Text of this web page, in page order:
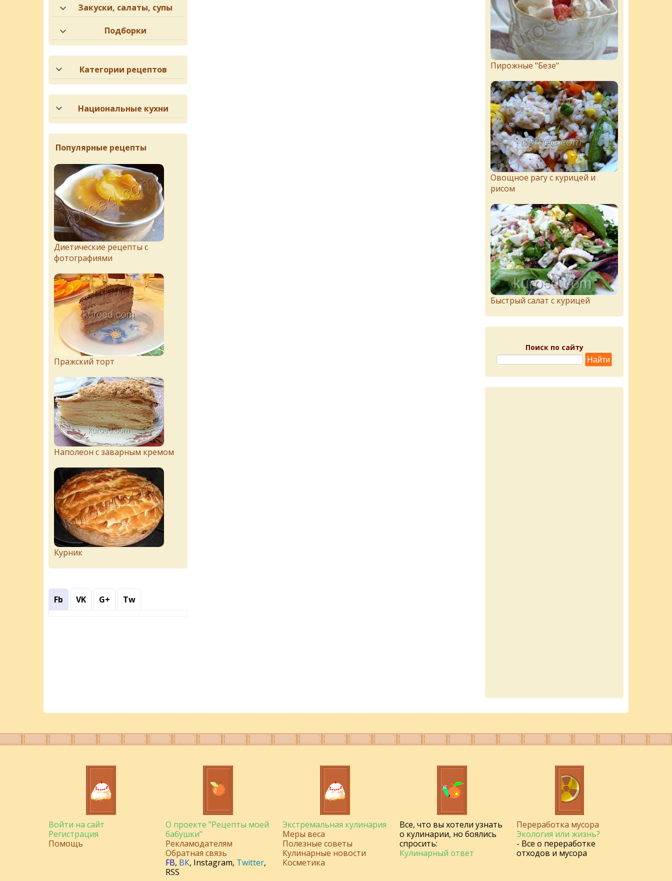
Закуски, салаты, супы
Подборки
Категории рецептов
Национальные кухни
Популярные рецепты
Диетические рецепты с
фотографиями
Пражский торт
Наполеон с заварным кремом
Курник
Fb VK G+ Tw
Пирожныe "Бeзe"
Овощное рагу с курицей и
рисом
Быстрый салат с курицей
Поиск по сайту
Войти на сайт
Регистрация
Помощь
О проекте "Рецепты моей
бабушки"
Рекламодателям
Обратная связь
FB, ВК, Instagram, Twitter,
RSS
Экстремальная кулинария
Меры веса
Полезные советы
Кулинарные новости
Косметика
Все, что вы хотели узнать
о кулинарии, но боялись
спросить:
Кулинарный ответ
Переработка мусора
Экология или жизнь?
- Все о переработке
отходов и мусора